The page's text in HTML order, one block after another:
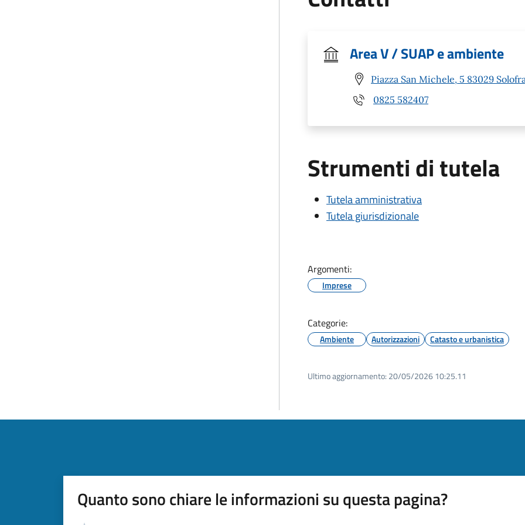
Area V / SUAP e ambiente
Piazza San Michele, 5 83029
0825 582407
Strumenti di tutela
Tutela amministrativa
Tutela giurisdizionale
Argomenti:
Imprese
Categorie:
Ambiente Autorizzazioni Catasto e urbanistica
Ultimo aggiornamento: 20/05/2026 10:25.11
Quanto sono chiare le informazioni su questa pagina?